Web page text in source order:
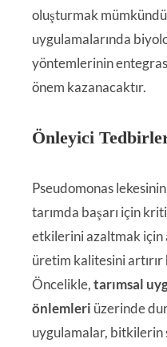
oluşturmak
uygulamalarında
yöntemlerinin
önem kazanacaktır.
Önleyici
Pseudomonas
tarımda başarı için
etkilerini azaltmak için
üretim kalitesini
Öncelikle,tarımsal
önlemleri üzerinde
uygulamalar, bitkilerin